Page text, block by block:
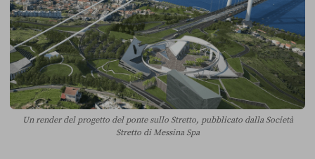
Un render del progetto del ponte sullo Stretto, pubblicato dalla Società
Stretto di Messina Spa